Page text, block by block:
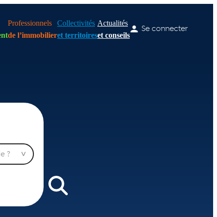
Professionnels
de l’immobilier
Collectivités
et territoires
Actualités
et conseils
Se connecter